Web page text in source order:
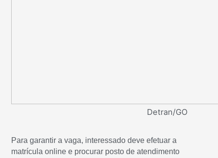
Detran/GO
Para garantir a vaga, interessado deve efetuar a
matrícula online e procurar posto de atendimento